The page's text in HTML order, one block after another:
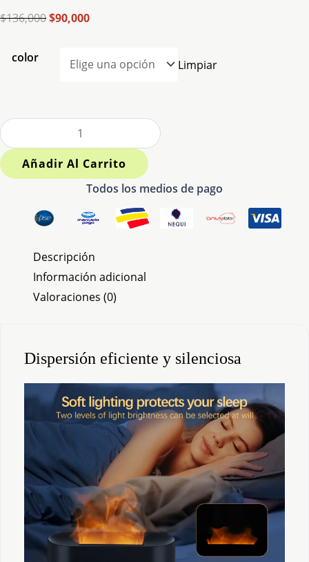
$136,000$90,000
color Limpiar
Añadir Al Carrito
Todos los medios de pago
Descripción
Información adicional
Valoraciones (0)
Dispersión eficiente y silenciosa